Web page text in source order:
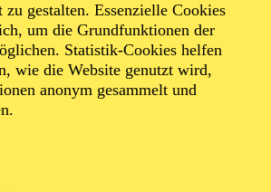
gestalten. Essenzielle Cookies
um die Grundfunktionen der
Statistik-Cookies helfen
wie die Website genutzt wird,
anonym gesammelt und
von Jiří Kylián und Johan Inger
Britten, Dirk Haubrich nach
Mozart, Arvo Pärt, Maurice Ravel